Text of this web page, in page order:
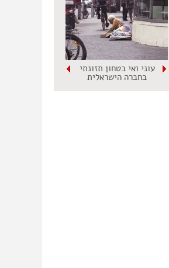
עוני ואי בטחון תזונתי
בחברה הישראלית